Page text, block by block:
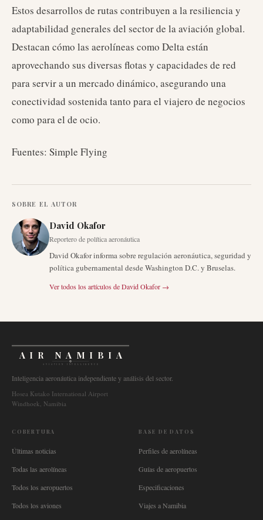
Estos desarrollos de rutas contribuyen a la resiliencia y
adaptabilidad generales del sector de la aviación global.
Destacan cómo las aerolíneas como Delta están
aprovechando sus diversas flotas y capacidades de red
para servir a un mercado dinámico, asegurando una
conectividad sostenida tanto para el viajero de negocios
como para el de ocio.
Fuentes: Simple Flying
SOBRE EL AUTOR
David Okafor
Reportero de política aeronáutica
David Okafor informa sobre regulación aeronáutica, seguridad y
política gubernamental desde Washington D.C. y Bruselas.
Ver todos los artículos deDavid Okafor →
AIR NAMIBIA
AVIATION INTELLIGENCE
Inteligencia aeronáutica independiente y análisis del sector.
Hosea Kutako International Airport
Windhoek, Namibia
COBERTURA
Últimas noticias
Todas las aerolíneas
Todos los aeropuertos
Todos los aviones
BASE DE DATOS
Perfiles de aerolíneas
Guías de aeropuertos
Especificaciones
Viajes a Namibia